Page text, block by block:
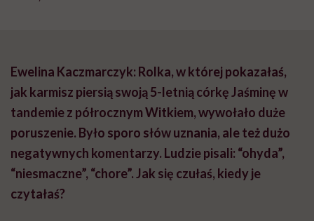
Ewelina Kaczmarczyk: Rolka, w której pokazałaś,
jak karmisz piersią swoją 5-letnią córkę Jaśminę w
tandemie z półrocznym Witkiem, wywołało duże
poruszenie. Było sporo słów uznania, ale też dużo
negatywnych komentarzy. Ludzie pisali: “ohyda”,
“niesmaczne”, “chore”. Jak się czułaś, kiedy je
czytałaś?